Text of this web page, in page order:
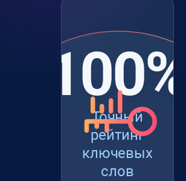
Точный
рейтинг
ключевых
слов